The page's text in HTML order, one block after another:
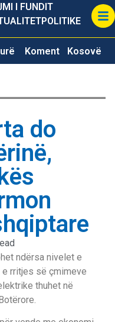
I FUNDIT
POLITIKE
Koment Kosovë
do
ndërsa nivelet e
rritjes së çmimeve
thuhet në